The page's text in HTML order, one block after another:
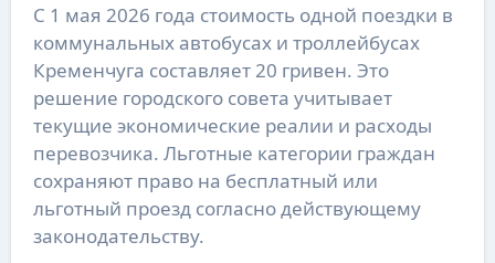
С 1 мая 2026 года стоимость одной поездки в
коммунальных автобусах и троллейбусах
Кременчуга составляет 20 гривен. Это
решение городского совета учитывает
текущие экономические реалии и расходы
перевозчика. Льготные категории граждан
сохраняют право на бесплатный или
льготный проезд согласно действующему
законодательству.